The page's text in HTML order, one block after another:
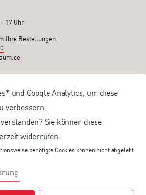
und Google Analytics, um diese
verbessern.
Sie können diese
widerrufen.
benötigte Cookies können nicht abgeleht
17 Uhr
Ihre Bestellungen:
50€ Bestellwert
PayPal
eigener Fachredaktion
Shop-Angeboten
UV-Report informieren wir Sie regelmäßig über
Produkte: